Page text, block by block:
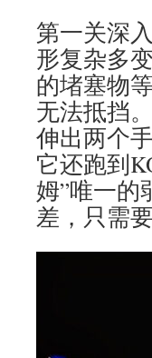
第一关深
形复杂多
的堵塞物
无法抵挡
伸出两个
它还跑到
姆”唯一的
差，只需